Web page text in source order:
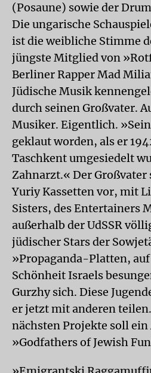
(Posaune) sowie der
Die ungarische
ist die weibliche Stimme
jüngste Mitglied von
Berliner Rapper Mad
Jüdische Musik
durch seinen Großvater.
Musiker. Eigentlich.
geklaut worden, als er
Taschkent umgesiedelt
Zahnarzt.« Der
Yuriy Kassetten vor, mit
Sisters, des Entertainers
außerhalb der UdSSR
jüdischer Stars der
»Propaganda-Platten,
Schönheit Israels
Gurzhy sich. Diese
er jetzt mit anderen
nächsten Projekte soll
»Godfathers of Jewish